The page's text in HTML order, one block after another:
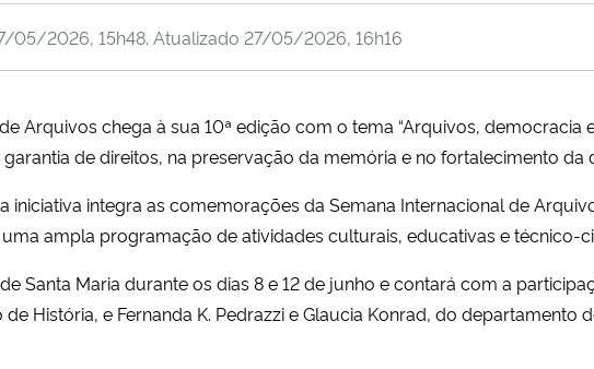
05/2026, 15h48. Atualizado 27/05/2026, 16h16
Arquivos chega à sua 10ª edição com o tema “Arquivos, democracia
de direitos, na preservação da memória e no fortalecimento da
iniciativa integra as comemorações da Semana Internacional de
ampla programação de atividades culturais, educativas e técnico-
Santa Maria durante os dias 8 e 12 de junho e contará com a
História, e Fernanda K. Pedrazzi e Glaucia Konrad, do departamento